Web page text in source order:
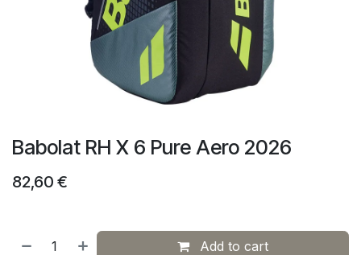
Babolat RH X 6 Pure Aero 2026
82,60 €
Add to cart